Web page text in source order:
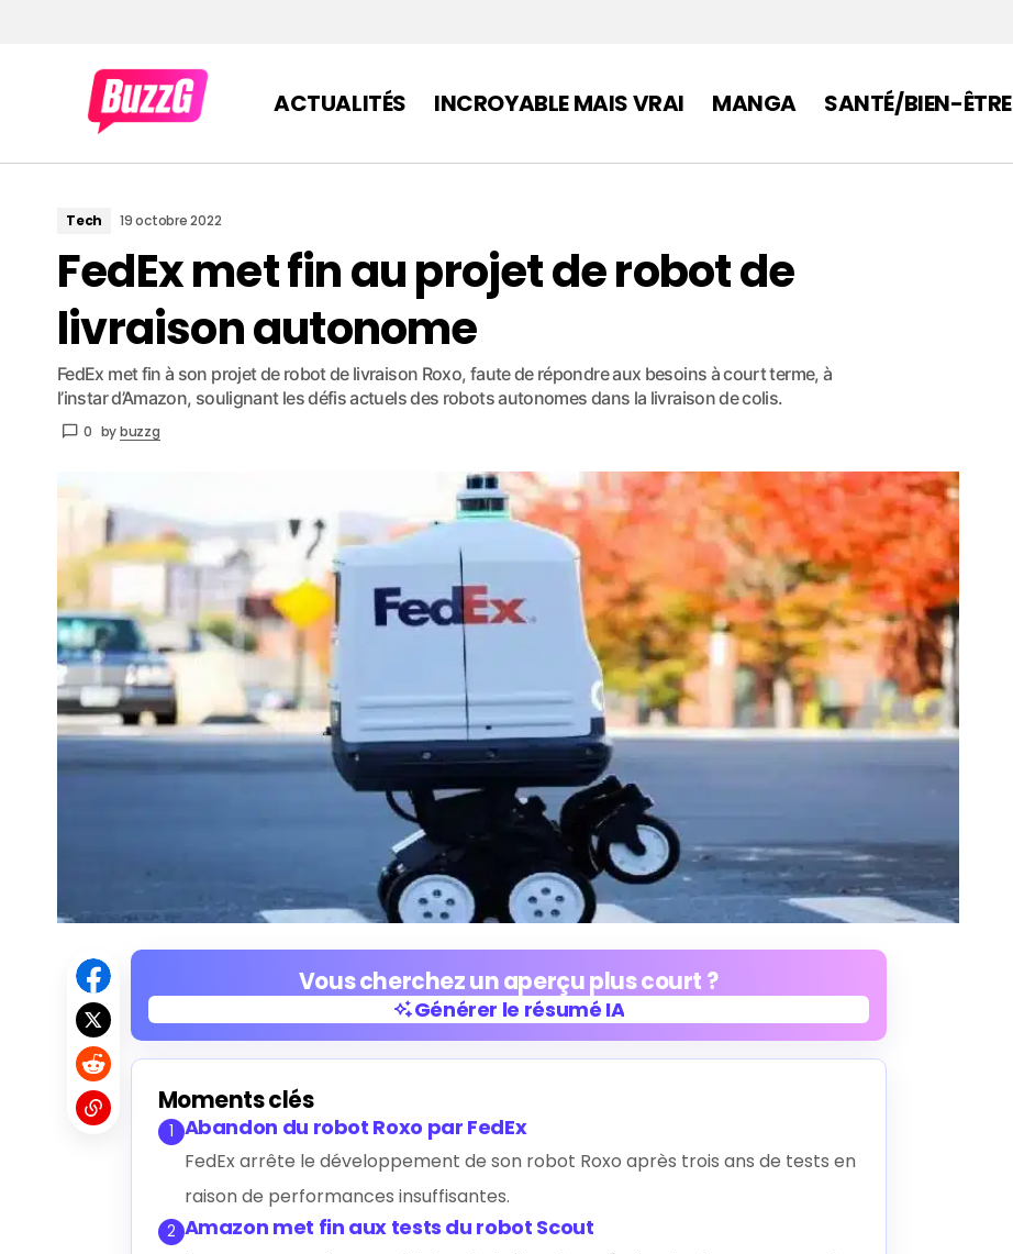
ACTUALITÉS INCROYABLE MAIS VRAI MANGA SANTÉ/BIEN-ÊTRE
Tech 19 octobre 2022
FedEx met fin au projet de robot de
livraison autonome
FedEx met fin à son projet de robot de livraison Roxo, faute de répondre aux besoins à court terme, à
l’instar d’Amazon, soulignant les défis actuels des robots autonomes dans la livraison de colis.
0 bybuzzg
Vous cherchez un aperçu plus court ?
Générer le résumé IA
Moments clés
1 Abandon du robot Roxo par FedEx
FedEx arrête le développement de son robot Roxo après trois ans de tests en
raison de performances insuffisantes.
2 Amazon met fin aux tests du robot Scout